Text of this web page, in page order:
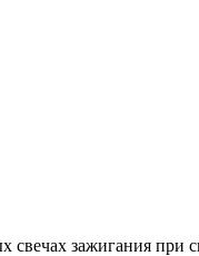
свечах зажигания при